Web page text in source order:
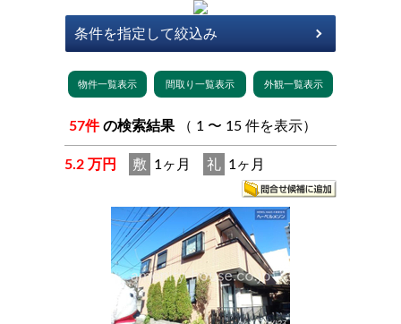
57件 の検索結果 （ 1 〜 15 件を表示）
5.2 万円 敷 1ヶ月 礼 1ヶ月